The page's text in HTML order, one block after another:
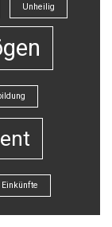
Unheilig